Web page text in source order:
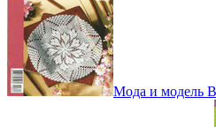
Мода и модель